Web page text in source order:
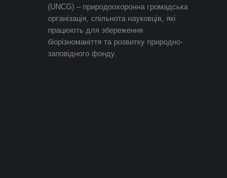
(UNCG) – природоохоронна громадська
організація, спільнота науковців, які
працюють для збереження
біорізноманіття та розвитку природно-
заповідного фонду.